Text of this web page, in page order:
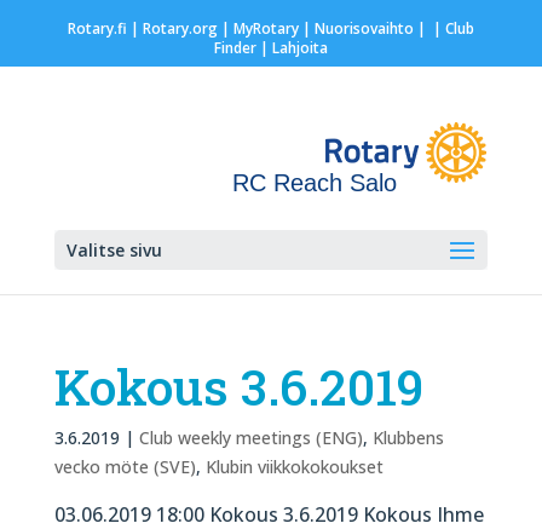
Rotary.fi | Rotary.org| MyRotary | Nuorisovaihto | | Club
Finder| Lahjoita
RC Reach Salo
Valitse sivu
Kokous 3.6.2019
3.6.2019 | Club weekly meetings (ENG), Klubbens
vecko möte (SVE), Klubin viikkokokoukset
03.06.2019 18:00 Kokous 3.6.2019 Kokous Ihme